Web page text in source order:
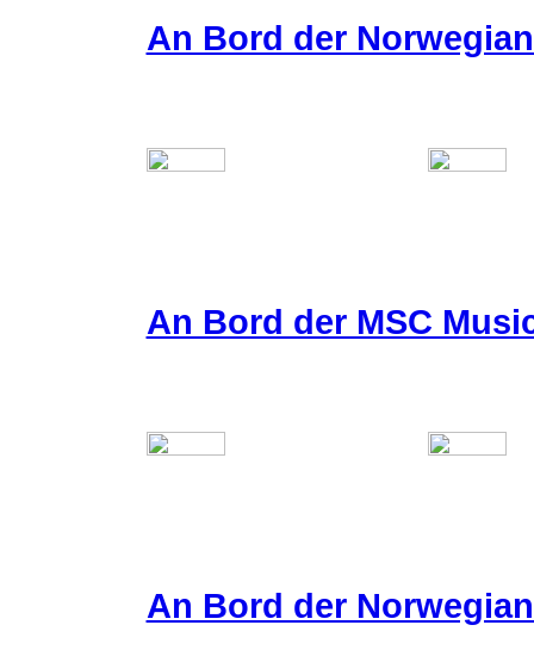
An Bord der
An Bord der MSC
An Bord der